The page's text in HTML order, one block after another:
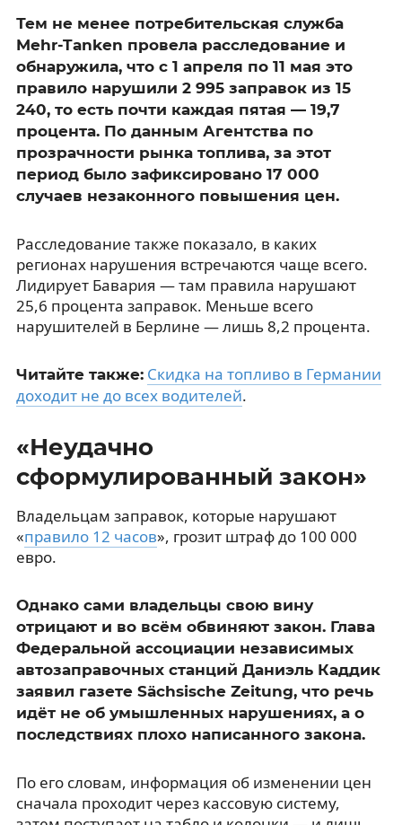
Тем не менее потребительская служба
Mehr-Tanken провела расследование и
обнаружила, что с 1 апреля по 11 мая это
правило нарушили 2 995 заправок из 15
240, то есть почти каждая пятая — 19,7
процента. По данным Агентства по
прозрачности рынка топлива, за этот
период было зафиксировано 17 000
случаев незаконного повышения цен.
Расследование также показало, в каких
регионах нарушения встречаются чаще всего.
Лидирует Бавария — там правила нарушают
25,6 процента заправок. Меньше всего
нарушителей в Берлине — лишь 8,2 процента.
Читайте также: Скидка на топливо в Германии
доходит не до всех водителей.
«Неудачно
сформулированный закон»
Владельцам заправок, которые нарушают
«правило 12 часов», грозит штраф до 100 000
евро.
Однако сами владельцы свою вину
отрицают и во всём обвиняют закон. Глава
Федеральной ассоциации независимых
автозаправочных станций Даниэль Каддик
заявил газете Sächsische Zeitung, что речь
идёт не об умышленных нарушениях, а о
последствиях плохо написанного закона.
По его словам, информация об изменении цен
сначала проходит через кассовую систему,